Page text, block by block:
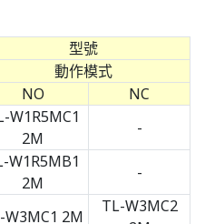
型號
動作模式
NO
NC
W1R5MC1
2M
-
W1R5MB1
2M
-
W3MC1 2M
TL-W3MC2